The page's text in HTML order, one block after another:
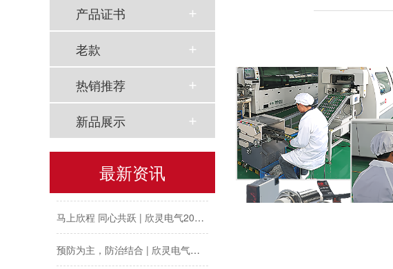
产品证书
老款
热销推荐
新品展示
最新资讯